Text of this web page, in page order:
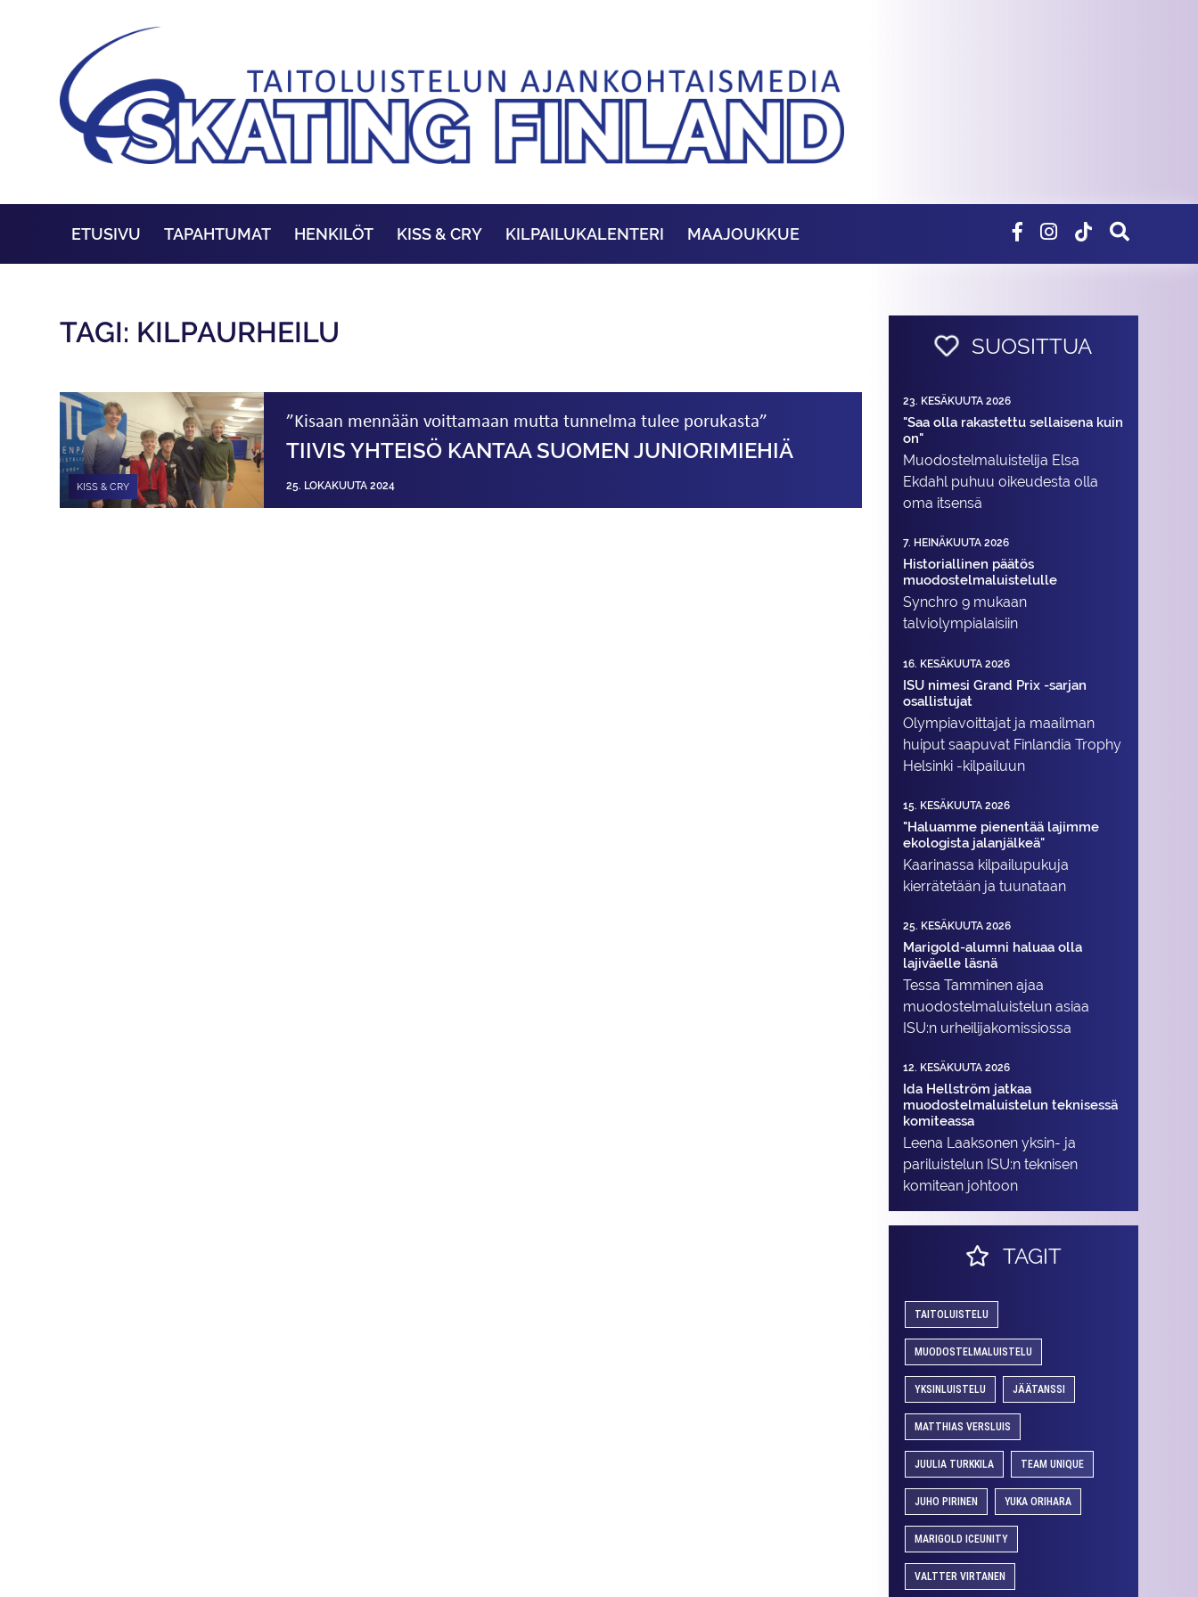
ETUSIVU TAPAHTUMAT HENKILÖT KISS & CRY KILPAILUKALENTERI MAAJOUKKUE
TAGI: KILPAURHEILU
KISS & CRY
”Kisaan mennään voittamaan mutta tunnelma tulee porukasta”
TIIVIS YHTEISÖ KANTAA SUOMEN JUNIORIMIEHIÄ
25. LOKAKUUTA 2024
SUOSITTUA
23. KESÄKUUTA 2026
"Saa olla rakastettu sellaisena kuin
on"
Muodostelma­luistelija Elsa
Ekdahl puhuu oikeudesta olla
oma itsensä
7. HEINÄKUUTA 2026
Historiallinen päätös
muodostelmaluistelulle
Synchro 9 mukaan
talviolympialaisiin
16. KESÄKUUTA 2026
ISU nimesi Grand Prix -sarjan
osallistujat
Olympiavoittajat ja maailman
huiput saapuvat Finlandia Trophy
Helsinki -kilpailuun
15. KESÄKUUTA 2026
"Haluamme pienentää lajimme
ekologista jalanjälkeä"
Kaarinassa kilpailupukuja
kierrätetään ja tuunataan
25. KESÄKUUTA 2026
Marigold-alumni haluaa olla
lajiväelle läsnä
Tessa Tamminen ajaa
muodostelma­luistelun asiaa
ISU:n urheilija­komissiossa
12. KESÄKUUTA 2026
Ida Hellström jatkaa
muodostelmaluistelun teknisessä
komiteassa
Leena Laaksonen yksin- ja
pariluistelun ISU:n teknisen
komitean johtoon
TAGIT
TAITOLUISTELU
MUODOSTELMALUISTELU
YKSINLUISTELU JÄÄTANSSI
MATTHIAS VERSLUIS
JUULIA TURKKILA TEAM UNIQUE
JUHO PIRINEN YUKA ORIHARA
MARIGOLD ICEUNITY
VALTTER VIRTANEN